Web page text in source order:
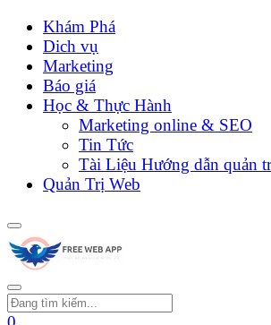
Khám Phá
Dich vụ
Marketing
Báo giá
Học & Thực Hành
Marketing online & SEO
Tin Tức
Tài Liệu Hướng dẫn quản
Quản Trị Web